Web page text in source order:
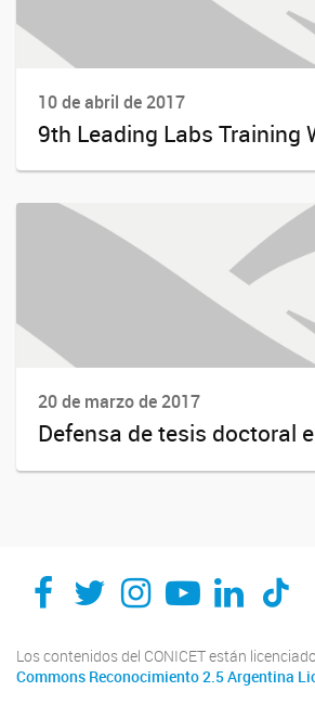
10 de abril de 2017
9th Leading Labs Training
20 de marzo de 2017
Defensa de tesis doctoral
Los contenidos del CONICET están
Commons Reconocimiento 2.5 Argentina